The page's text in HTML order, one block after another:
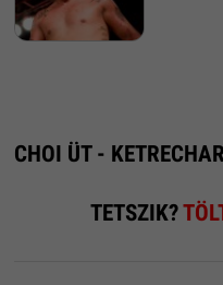
CHOI ÜT -
TETSZIK?